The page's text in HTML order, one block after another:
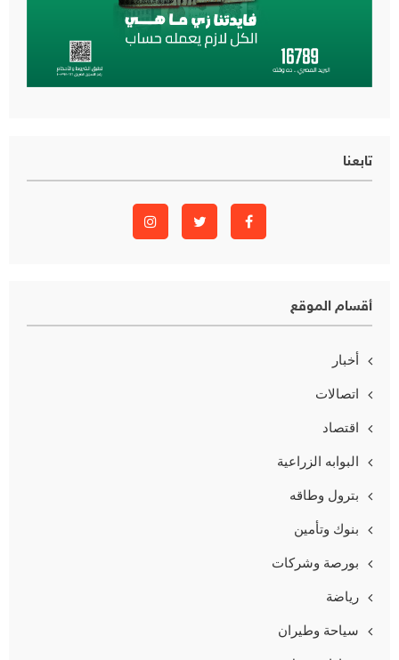
تابعنا
أقسام الموقع
أخبار
اتصالات
اقتصاد
البوابه الزراعية
بترول وطاقه
بنوك وتأمين
بورصة وشركات
رياضة
سياحة وطيران